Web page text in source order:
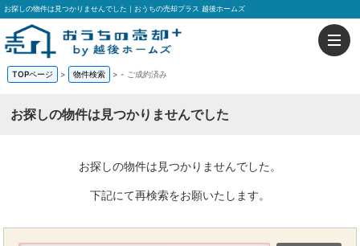
お探しの物件は見つかりませんでした｜おうちの売却プラス 越後ホームズ
TOPページ > 物件検索 > - ご成約済み
お探しの物件は見つかりませんでした
お探しの物件は見つかりませんでした。
下記にて再検索をお願いたします。